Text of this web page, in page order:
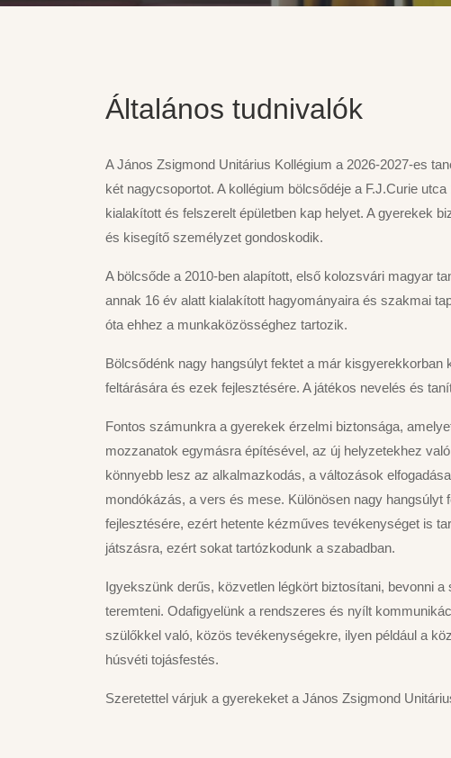
Általános tudnivalók
A János Zsigmond Unitárius Kollégium a 2026-2027-es
két nagycsoportot. A kollégium bölcsődéje a F.J.Curie
kialakított és felszerelt épületben kap helyet. A gyerekek
és kisegítő személyzet gondoskodik.
A bölcsőde a 2010-ben alapított, első kolozsvári magyar
annak 16 év alatt kialakított hagyományaira és szakmai
óta ehhez a munkaközösséghez tartozik.
Bölcsődénk nagy hangsúlyt fektet a már
feltárására és ezek fejlesztésére. A játékos nevelés és
Fontos számunkra a gyerekek érzelmi biztonsága,
mozzanatok egymásra építésével, az új helyzetekhez
könnyebb lesz az alkalmazkodás, a változások
mondókázás, a vers és mese. Különösen nagy
fejlesztésére, ezért hetente kézműves tevékenységet is
játszásra, ezért sokat tartózkodunk a szabadban.
Igyekszünk derűs, közvetlen légkört biztosítani, bevonni
teremteni. Odafigyelünk a rendszeres és nyílt
szülőkkel való, közös tevékenységekre, ilyen például a
húsvéti tojásfestés.
Szeretettel várjuk a gyerekeket a János Zsigmond